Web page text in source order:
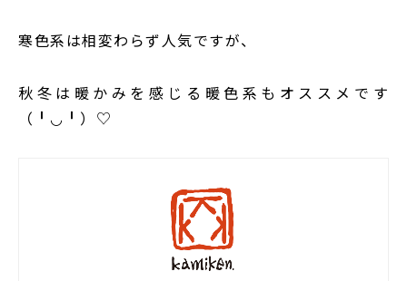
寒色系は相変わらず人気ですが、
秋冬は暖かみを感じる暖色系もオススメです
（╹◡╹）♡